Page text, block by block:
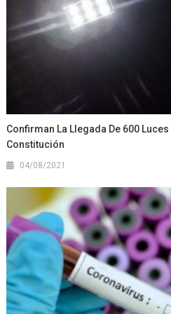
Confirman La Llegada De 600
Constitución
04/08/2021